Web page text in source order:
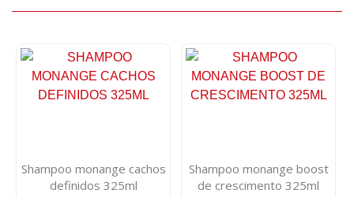
Shampoo monange cachos
definidos 325ml
Shampoo monange boost
de crescimento 325ml